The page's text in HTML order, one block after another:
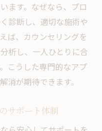
ます。なぜなら、プロ
診断し、適切な施術や
ば、カウンセリングを
析し、一人ひとりに合
こうした専門的なアプ
消が期待できます。
サポート体制